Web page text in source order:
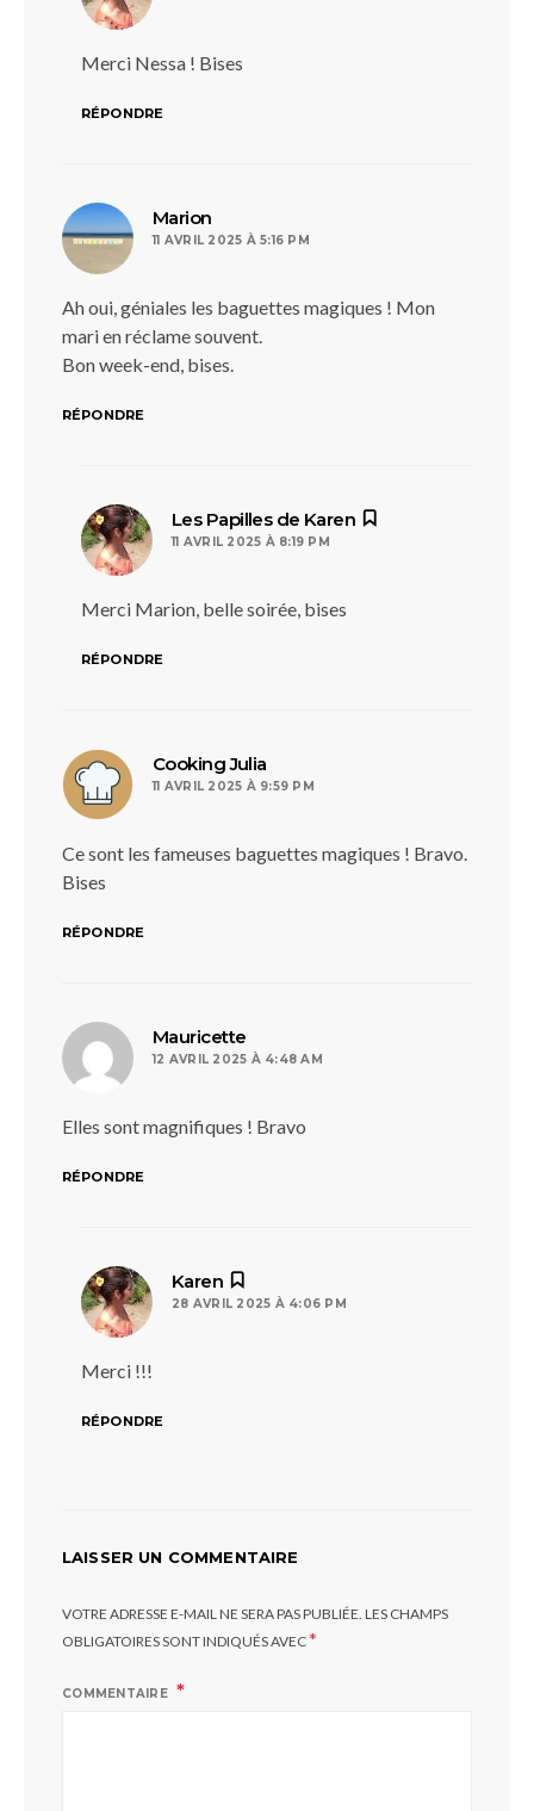
Merci Nessa ! Bises
RÉPONDRE
Marion
11 AVRIL 2025 À 5:16 PM
Ah oui, géniales les baguettes magiques ! Mon
mari en réclame souvent.
Bon week-end, bises.
RÉPONDRE
Les Papilles de Karen
11 AVRIL 2025 À 8:19 PM
Merci Marion, belle soirée, bises
RÉPONDRE
Cooking Julia
11 AVRIL 2025 À 9:59 PM
Ce sont les fameuses baguettes magiques ! Bravo.
Bises
RÉPONDRE
Mauricette
12 AVRIL 2025 À 4:48 AM
Elles sont magnifiques ! Bravo
RÉPONDRE
Karen
28 AVRIL 2025 À 4:06 PM
Merci !!!
RÉPONDRE
LAISSER UN COMMENTAIRE
VOTRE ADRESSE E-MAIL NE SERA PAS PUBLIÉE. LES CHAMPS
OBLIGATOIRES SONT INDIQUÉS AVEC*
COMMENTAIRE